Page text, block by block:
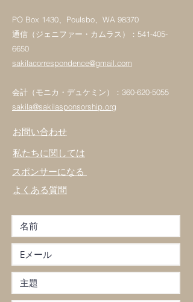
PO Box 1430、Poulsbo、WA 98370
通信（ジェニファー・カムラス）：541-405-
6650
sakilacorrespondence@gmail.com
会計（モニカ・デュケミン）：360-620-5055
sakila@sakilasponsorship.org
お問い合わせ
私たちに関しては
スポンサーになる
よくある質問